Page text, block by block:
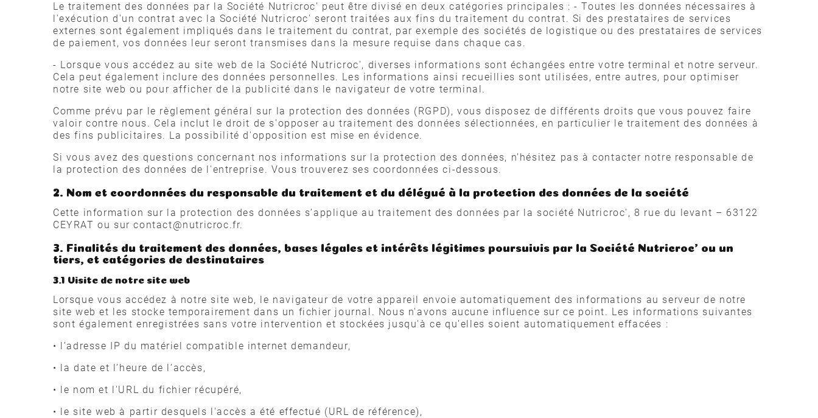
Le traitement des données par la Société Nutricroc' peut être divisé en deux catégories principales : - Toutes les données nécessaires à
l'exécution d'un contrat avec la Société Nutricroc' seront traitées aux fins du traitement du contrat. Si des prestataires de services
externes sont également impliqués dans le traitement du contrat, par exemple des sociétés de logistique ou des prestataires de services
de paiement, vos données leur seront transmises dans la mesure requise dans chaque cas.
- Lorsque vous accédez au site web de la Société Nutricroc', diverses informations sont échangées entre votre terminal et notre serveur.
Cela peut également inclure des données personnelles. Les informations ainsi recueillies sont utilisées, entre autres, pour optimiser
notre site web ou pour afficher de la publicité dans le navigateur de votre terminal.
Comme prévu par le règlement général sur la protection des données (RGPD), vous disposez de différents droits que vous pouvez faire
valoir contre nous. Cela inclut le droit de s'opposer au traitement des données sélectionnées, en particulier le traitement des données à
des fins publicitaires. La possibilité d'opposition est mise en évidence.
Si vous avez des questions concernant nos informations sur la protection des données, n'hésitez pas à contacter notre responsable de
la protection des données de l'entreprise. Vous trouverez ses coordonnées ci-dessous.
2. Nom et coordonnées du responsable du traitement et du délégué à la protection des données de la société
Cette information sur la protection des données s’applique au traitement des données par la société Nutricroc', 8 rue du levant – 63122
CEYRAT ou sur contact@nutricroc.fr.
3. Finalités du traitement des données, bases légales et intérêts légitimes poursuivis par la Société Nutricroc' ou un
tiers, et catégories de destinataires
3.1 Visite de notre site web
Lorsque vous accédez à notre site web, le navigateur de votre appareil envoie automatiquement des informations au serveur de notre
site web et les stocke temporairement dans un fichier journal. Nous n'avons aucune influence sur ce point. Les informations suivantes
sont également enregistrées sans votre intervention et stockées jusqu'à ce qu'elles soient automatiquement effacées :
• l’adresse IP du matériel compatible internet demandeur,
• la date et l’heure de l’accès,
• le nom et l'URL du fichier récupéré,
• le site web à partir desquels l'accès a été effectué (URL de référence),